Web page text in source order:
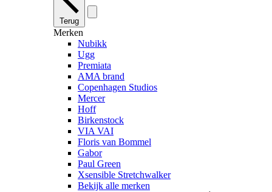
Terug
Merken
Nubikk
Ugg
Premiata
AMA brand
Copenhagen Studios
Mercer
Hoff
Birkenstock
VIA VAI
Floris van Bommel
Gabor
Paul Green
Xsensible Stretchwalker
Bekijk alle merken